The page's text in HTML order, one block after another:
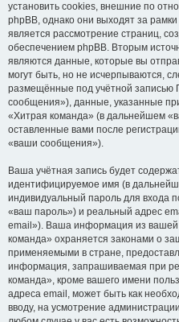
установить cookies, внешние по
phpBB, однако они выходят за
является рассмотрение страниц,
обеспечением phpBB. Вторым
являются данные, которые вы
могут быть, но не исчерпываются,
размещённые под учётной записью
сообщения»), данные, указанные
«Хитрая команда» (в дальнейшем
оставленные вами после
«ваши сообщения»).
Ваша учётная запись будет
идентифицируемое имя (в
индивидуальный пароль для входа
«ваш пароль») и реальный адрес
email»). Ваша информация из вашей
команда» охраняется законами о
применяемыми в стране,
информация, запрашиваемая при
команда», кроме вашего имени
адреса email, может быть как
вводу, на усмотрение